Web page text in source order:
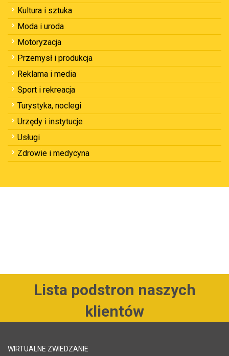
Kultura i sztuka
Moda i uroda
Motoryzacja
Przemysł i produkcja
Reklama i media
Sport i rekreacja
Turystyka, noclegi
Urzędy i instytucje
Usługi
Zdrowie i medycyna
Lista podstron naszych
klientów
WIRTUALNE ZWIEDZANIE